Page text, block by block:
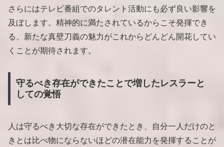
さらにはテレビ番組でのタレント活動にも必ず良い影響を
及ぼします。精神的に満たされているからこそ発揮でき
る、新たな真壁刀義の魅力がこれからどんどん開花してい
くことが期待されます。
守るべき存在ができたことで増したレスラーと
しての覚悟
人は守るべき大切な存在ができたとき、自分一人だけのと
きとは比べ物にならないほどの潜在能力を発揮することが